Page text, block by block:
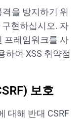
을 방지하기 위
현하십시오. 자
프레임워크를 사
하여 XSS 취약점
보호
대해 반대 CSRF